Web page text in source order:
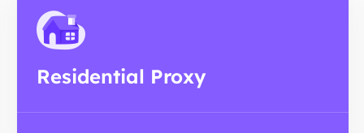
Residential Proxy